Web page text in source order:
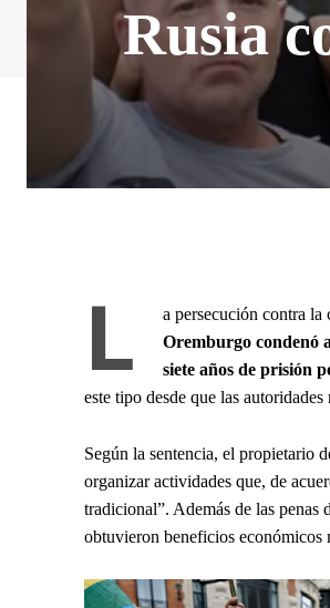
Rusia
L a persecución contra la
Oremburgo condenó
siete años de prisión
este tipo desde que las
Según la sentencia, el propietario
organizar actividades que, de
tradicional”. Además de las
obtuvieron beneficios económicos